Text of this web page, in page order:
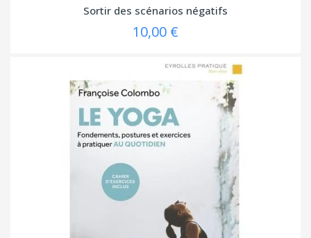
Sortir des scénarios négatifs
10,00 €